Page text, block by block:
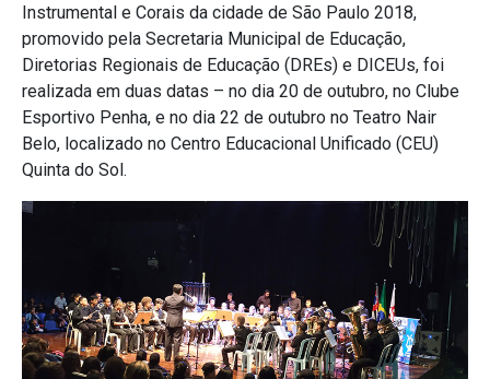
Instrumental e Corais da cidade de São Paulo 2018,
promovido pela Secretaria Municipal de Educação,
Diretorias Regionais de Educação (DREs) e DICEUs, foi
realizada em duas datas – no dia 20 de outubro, no Clube
Esportivo Penha, e no dia 22 de outubro no Teatro Nair
Belo, localizado no Centro Educacional Unificado (CEU)
Quinta do Sol.